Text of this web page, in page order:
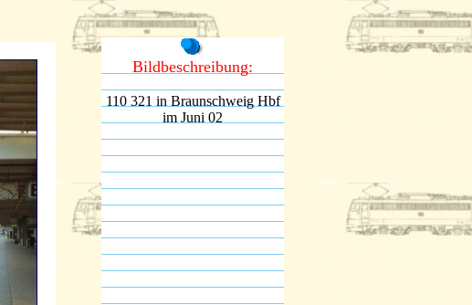
Bildbeschreibung:
110 321 in Braunschweig Hbf
im Juni 02